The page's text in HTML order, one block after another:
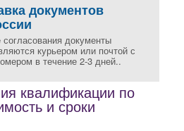
документов
документы
курьером или почтой с
в течение 2-3 дней..
квалификации по
и сроки